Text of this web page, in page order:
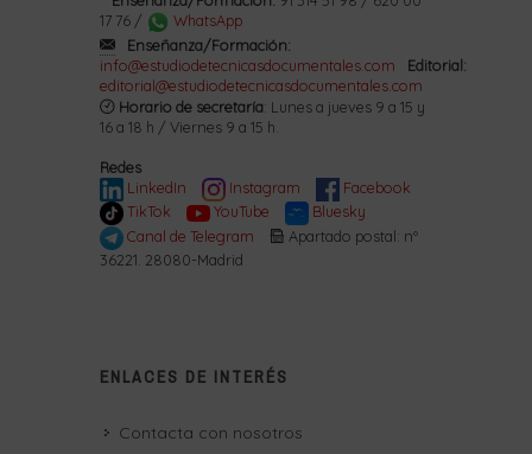
17 76 /
WhatsApp
Enseñanza/Formación:
info@estudiodetecnicasdocumentales.com
Editorial:
editorial@estudiodetecnicasdocumentales.com
Horario de secretaría: Lunes a jueves 9 a 15 y
16 a 18 h / Viernes 9 a 15 h.
Redes
LinkedIn
Instagram
Facebook
TikTok
YouTube
Bluesky
Canal de Telegram
Apartado postal: nº
36221. 28080-Madrid
ENLACES DE INTERÉS
Contacta con nosotros